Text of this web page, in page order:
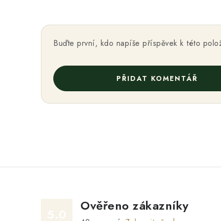
Buďte první, kdo napíše příspěvek k této
PŘIDAT KOMENTÁŘ
Ověřeno zákazníky